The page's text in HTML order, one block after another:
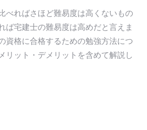
べればさほど難易度は高くないもの
ば宅建士の難易度は高めだと言えま
資格に合格するための勉強方法につ
リット・デメリットを含めて解説し